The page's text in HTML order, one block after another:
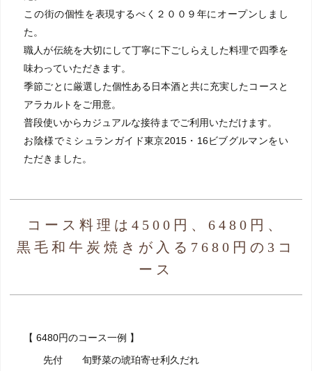
この街の個性を表現するべく２００９年にオープンしまし
た。
職人が伝統を大切にして丁寧に下ごしらえした料理で四季を
味わっていただきます。
季節ごとに厳選した個性ある日本酒と共に充実したコースと
アラカルトをご用意。
普段使いからカジュアルな接待までご利用いただけます。
お陰様でミシュランガイド東京2015・16ビブグルマンをい
ただきました。
コース料理は4500円、6480円、
黒毛和牛炭焼きが入る7680円の3コ
ース
【 6480円のコース一例 】
先付 旬野菜の琥珀寄せ利久だれ